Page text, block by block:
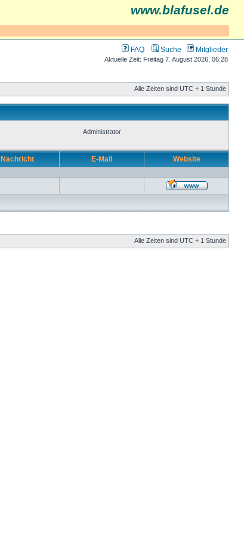
www.blafusel.de
FAQ Suche Mitglieder
Aktuelle Zeit: Freitag 7. August 2026, 06:28
Alle Zeiten sind UTC + 1 Stunde
Administrator
Nachricht E-Mail Website
Alle Zeiten sind UTC + 1 Stunde